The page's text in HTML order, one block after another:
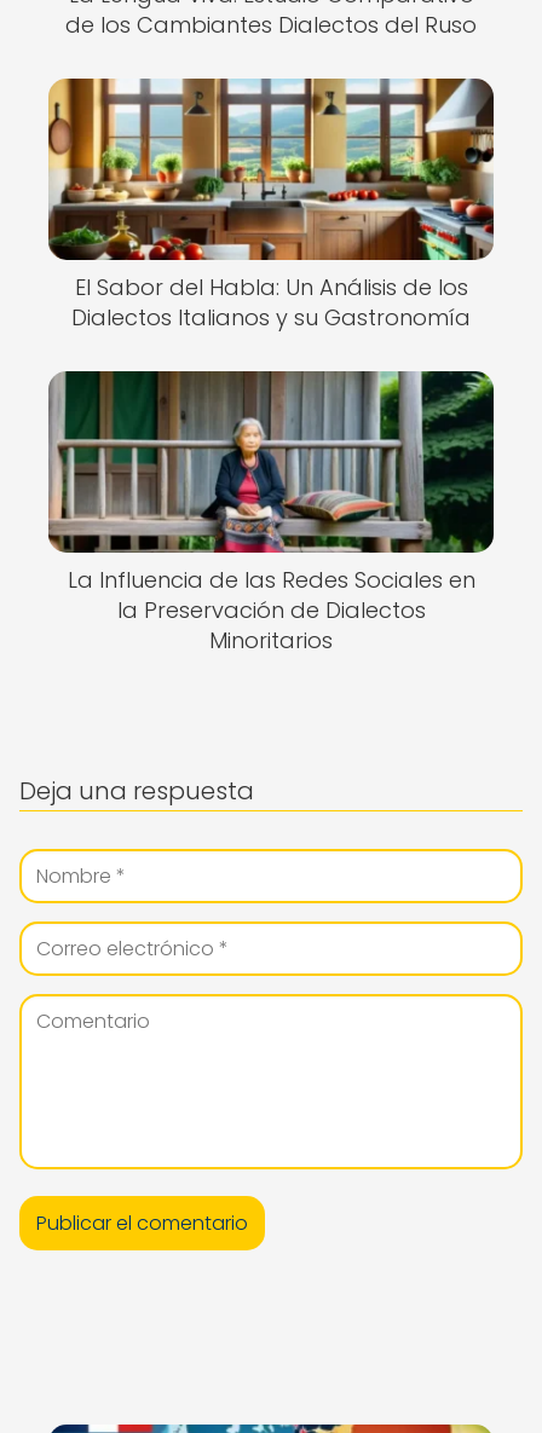
de los Cambiantes Dialectos del Ruso
El Sabor del Habla: Un Análisis de los
Dialectos Italianos y su Gastronomía
La Influencia de las Redes Sociales en
la Preservación de Dialectos
Minoritarios
Deja una respuesta